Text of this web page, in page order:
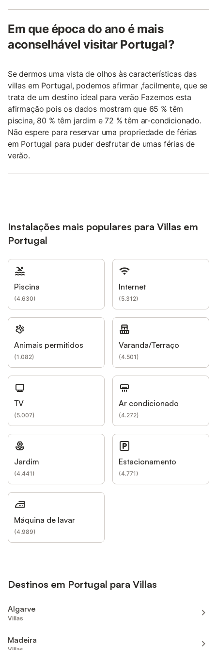
Em que época do ano é mais
aconselhável visitar Portugal?
Se dermos uma vista de olhos às características das
villas em Portugal, podemos afirmar ,facilmente, que se
trata de um destino ideal para verão Fazemos esta
afirmação pois os dados mostram que 65 % têm
piscina, 80 % têm jardim e 72 % têm ar-condicionado.
Não espere para reservar uma propriedade de férias
em Portugal para puder desfrutar de umas férias de
verão.
Instalações mais populares para Villas em
Portugal
Piscina
(4.630)
Internet
(5.312)
Animais permitidos
(1.082)
Varanda/Terraço
(4.501)
TV
(5.007)
Ar condicionado
(4.272)
Jardim
(4.441)
Estacionamento
(4.771)
Máquina de lavar
(4.989)
Destinos em Portugal para Villas
Algarve
Villas
Madeira